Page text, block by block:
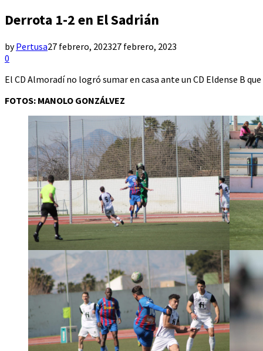
Derrota 1-2 en El Sadrián
byPertusa27 febrero, 202327 febrero, 2023
0
El CD Almoradí no logró sumar en casa ante un CD Eldense B
FOTOS: MANOLO GONZÁLVEZ